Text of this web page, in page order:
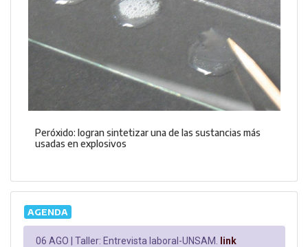
Peróxido: logran sintetizar una de las sustancias más
usadas en explosivos
AGENDA
06 AGO | Taller: Entrevista laboral-UNSAM. link